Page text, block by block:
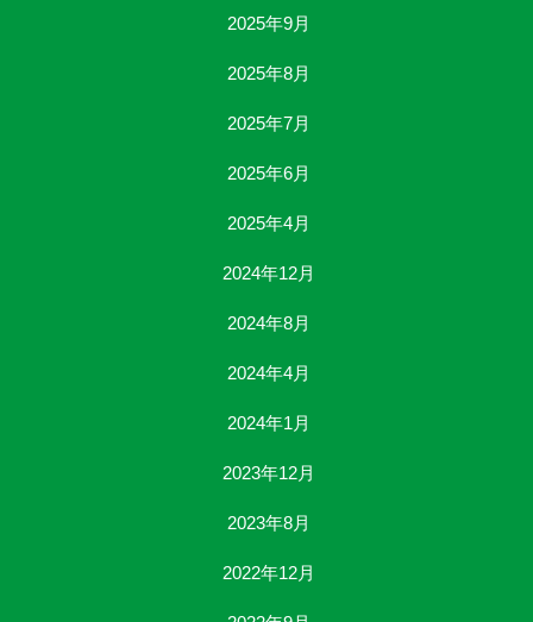
2025年9月
2025年8月
2025年7月
2025年6月
2025年4月
2024年12月
2024年8月
2024年4月
2024年1月
2023年12月
2023年8月
2022年12月